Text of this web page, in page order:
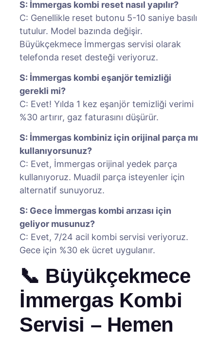
S: İmmergas kombi reset nasıl yapılır?
C: Genellikle reset butonu 5-10 saniye basılı
tutulur. Model bazında değişir.
Büyükçekmece İmmergas servisi olarak
telefonda reset desteği veriyoruz.
S: İmmergas kombi eşanjör temizliği
gerekli mi?
C: Evet! Yılda 1 kez eşanjör temizliği verimi
%30 artırır, gaz faturasını düşürür.
S: İmmergas kombiniz için orijinal parça mı
kullanıyorsunuz?
C: Evet, İmmergas orijinal yedek parça
kullanıyoruz. Muadil parça isteyenler için
alternatif sunuyoruz.
S: Gece İmmergas kombi arızası için
geliyor musunuz?
C: Evet, 7/24 acil kombi servisi veriyoruz.
Gece için %30 ek ücret uygulanır.
📞 Büyükçekmece
İmmergas Kombi
Servisi – Hemen